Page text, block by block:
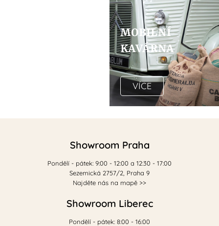
MOBILNÍ
KAVÁRNA
VÍCE
Showroom Praha
Pondělí - pátek: 9:00 - 12:00 a 12:30 - 17:00
Sezemická 2757/2, Praha 9
Najděte nás na mapě >>
Showroom Liberec
Pondělí - pátek: 8:00 - 16:00